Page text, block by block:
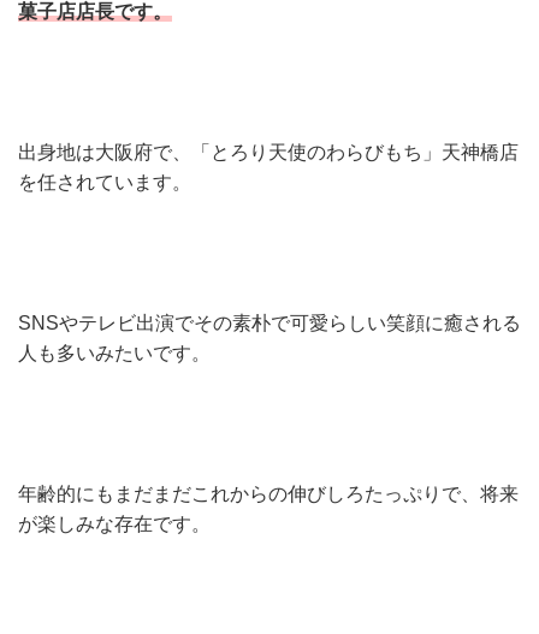
菓子店店長です。
出身地は大阪府で、「とろり天使のわらびもち」天神橋店
を任されています。
SNSやテレビ出演でその素朴で可愛らしい笑顔に癒される
人も多いみたいです。
年齢的にもまだまだこれからの伸びしろたっぷりで、将来
が楽しみな存在です。